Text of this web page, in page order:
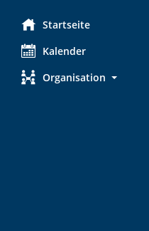
Startseite
Kalender
Organisation